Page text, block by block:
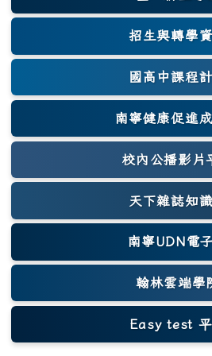
(另開
招生與轉學
國高中課程
南寧健康促進
(另開
校內公播影片
天下雜誌知
(另開
南寧UDN電
翰林雲端學
Easy test
(另開